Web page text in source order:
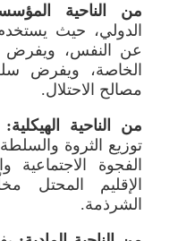
من الناحية
الدولي، حيث
عن النفس، ويفرض
الخاصة، ويفرض
مصالح الاحتلال.
من الناحية الهيكلية:
توزيع الثروة
الفجوة الاجتماعية
الإقليم المحتل
الشرذمة.